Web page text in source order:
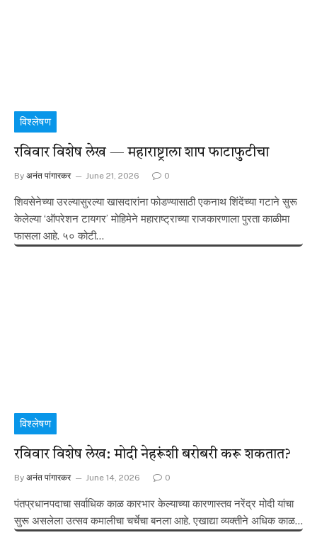
विश्लेषण
रविवार विशेष लेख — महाराष्ट्राला शाप फाटाफुटीचा
By अनंत पांगारकर June 21, 2026 0
शिवसेनेच्या उरल्यासुरल्या खासदारांना फोडण्यासाठी एकनाथ शिंदेंच्या गटाने सुरू
केलेल्या ‘ऑपरेशन टायगर’ मोहिमेने महाराष्ट्राच्या राजकारणाला पुरता काळीमा
फासला आहे. ५० कोटी…
विश्लेषण
रविवार विशेष लेख: मोदी नेहरूंशी बरोबरी करू शकतात?
By अनंत पांगारकर June 14, 2026 0
पंतप्रधानपदाचा सर्वाधिक काळ कारभार केल्याच्या कारणास्तव नरेंद्र मोदी यांचा
सुरू असलेला उत्सव कमालीचा चर्चेचा बनला आहे. एखाद्या व्यक्तीने अधिक काळ…